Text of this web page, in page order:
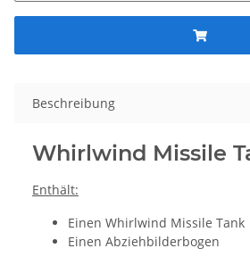
Beschreibung
Whirlwind Missile
Enthält:
Einen Whirlwind Missile Tank
Einen Abziehbilderbogen